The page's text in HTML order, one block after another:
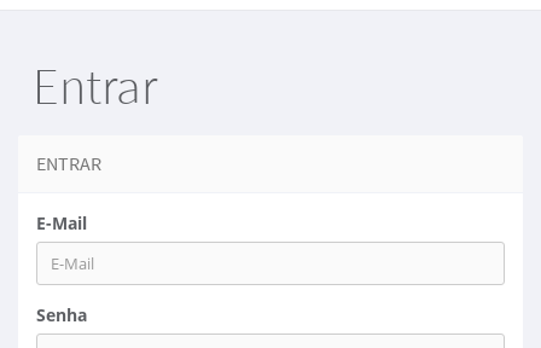
Entrar
ENTRAR
E-Mail
Senha